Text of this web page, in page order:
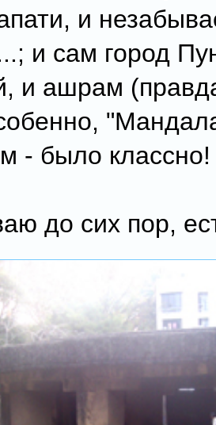
и
и сам город
и ашрам
- было классно!
до сих пор,